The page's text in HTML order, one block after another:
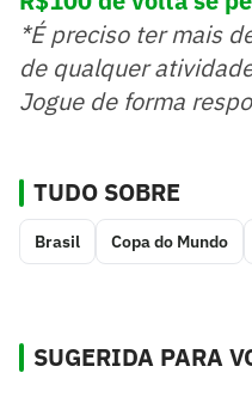
*É preciso ter mais
de qualquer
Jogue de forma
TUDO SOBRE
Brasil Copa do Mundo
SUGERIDA PARA